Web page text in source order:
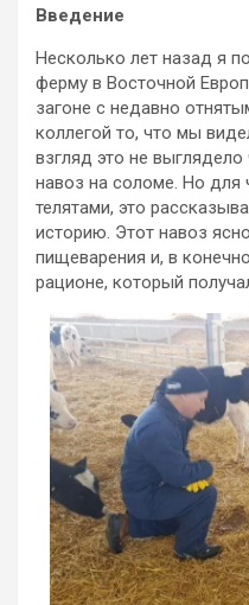
Введение
Несколько лет назад я
ферму в Восточной
загоне с недавно
коллегой то, что мы
взгляд это не
навоз на соломе. Но для
телятами, это
историю. Этот навоз
пищеварения и, в
рационе, который